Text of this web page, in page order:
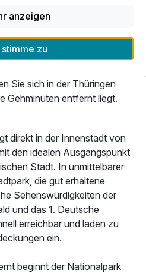
an Wanderwegen und
Aufenthaltes kostenfrei den
Hotel Stadt Mühlhausen,
Sie sich in der Thüringen
Gehminuten entfernt liegt.
direkt in der Innenstadt von
den idealen Ausgangspunkt
Stadt. In unmittelbarer
die gut erhaltene
Sehenswürdigkeiten der
und das 1. Deutsche
erreichbar und laden zu
ein.
beginnt der Nationalpark
anzeigen
stimme zu